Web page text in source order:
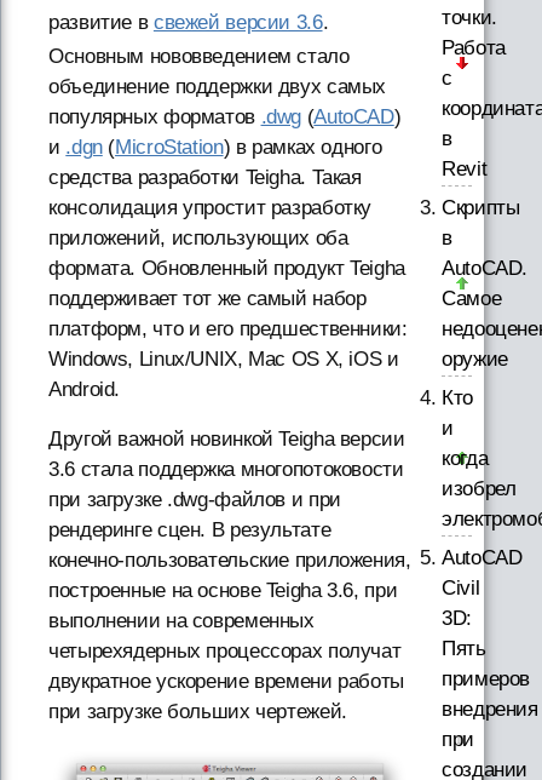
развитие в свежей версии 3.6.
Основным нововведением стало
объединение поддержки двух самых
популярных форматов .dwg (AutoCAD)
и .dgn(MicroStation) в рамках одного
средства разработки Teigha. Такая
консолидация упростит разработку
приложений, использующих оба
формата. Обновленный продукт Teigha
поддерживает тот же самый набор
платформ, что и его предшественники:
Windows, Linux/UNIX, Mac OS X, iOS и
Android.
Другой важной новинкой Teigha версии
3.6 стала поддержка многопотоковости
при загрузке .dwg-файлов и при
рендеринге сцен. В результате
конечно-пользовательские приложения,
построенные на основе Teigha 3.6, при
выполнении на современных
четырехядерных процессорах получат
двукратное ускорение времени работы
при загрузке больших чертежей.
точки.
Работа
с
в
Revit
Скрипты
в
AutoCAD.
Самое
оружие
Кто
и
когда
изобрел
AutoCAD
Civil
3D:
Пять
примеров
внедрения
при
создании